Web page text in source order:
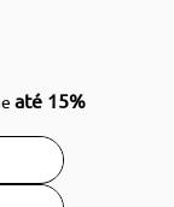
até 15%